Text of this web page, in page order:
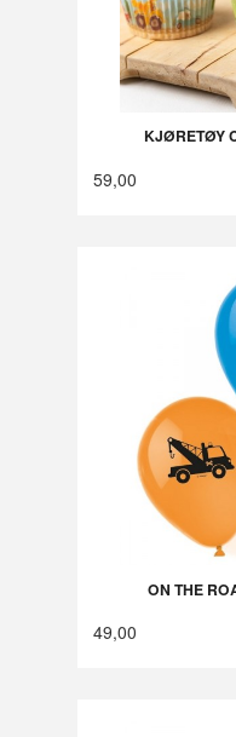
KJØRETØY
59,00
ON THE
49,00